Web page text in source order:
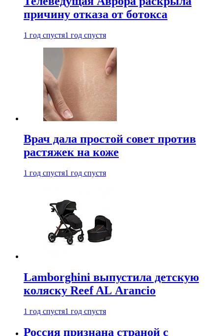
причину отказа от ботокса
1 год спустя1 год спустя
Врач дала простой совет против
растяжек на коже
1 год спустя1 год спустя
Lamborghini выпустила детскую
коляску Reef AL Arancio
1 год спустя1 год спустя
Россия признана страной с